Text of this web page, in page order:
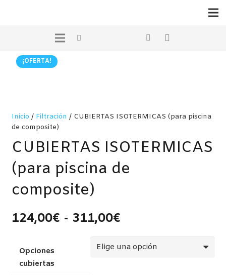
¡OFERTA!
Inicio / Filtración / CUBIERTAS ISOTERMICAS (para piscina
de composite)
CUBIERTAS ISOTERMICAS
(para piscina de
composite)
124,00€ - 311,00€Rango
precios:
desde
Opciones
cubiertas